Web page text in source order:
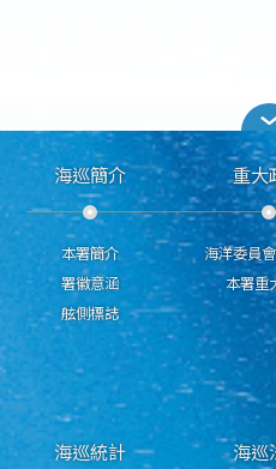
海巡簡介
本署簡介
署徽意涵
舷側標誌
重大
海洋委員
本署重
海巡統計 海巡